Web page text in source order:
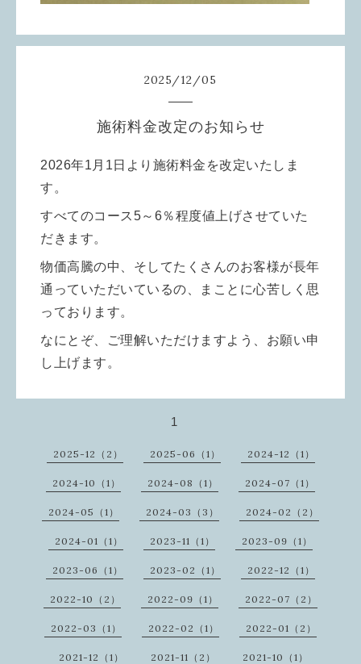
2025/12/05
施術料金改定のお知らせ
2026年1月1日より施術料金を改定いたしま
す。
すべてのコース5～6％程度値上げさせていた
だきます。
物価高騰の中、そしてたくさんのお客様が長年
通っていただいているの、まことに心苦しく思
っております。
なにとぞ、ご理解いただけますよう、お願い申
し上げます。
1
2025-12（2） 2025-06（1） 2024-12（1）
2024-10（1） 2024-08（1） 2024-07（1）
2024-05（1） 2024-03（3） 2024-02（2）
2024-01（1） 2023-11（1） 2023-09（1）
2023-06（1） 2023-02（1） 2022-12（1）
2022-10（2） 2022-09（1） 2022-07（2）
2022-03（1） 2022-02（1） 2022-01（2）
2021-12（1） 2021-11（2） 2021-10（1）